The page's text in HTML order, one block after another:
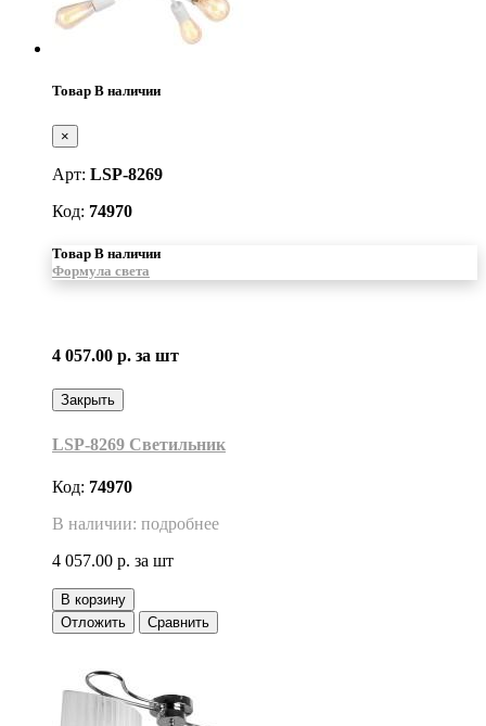
Товар В наличии
×
Арт: LSP-8269
Код: 74970
Товар В наличии
Формула света
4 057.00 р. за шт
Закрыть
LSP-8269 Светильник
Код: 74970
В наличии: подробнее
4 057.00 р. за шт
В корзину
Отложить
Сравнить